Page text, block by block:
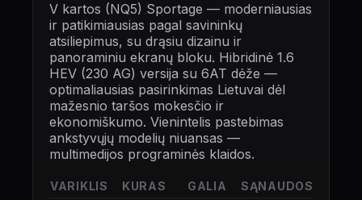
V kartos (NQ5) Sportage — moderniausias
ir patikimiausias pagal savininkų
atsiliepimus, su drąsiu dizainu ir
panoraminiu ekranų bloku. Hibridinė 1.6
HEV (230 AG) versija su 6AT dėže —
optimaliausias pasirinkimas Lietuvai dėl
mažesnio taršos mokesčio ir
ekonomiškumo. Vienintelis pastebimas
ankstyvųjų modelių niuansas —
multimedijos programinės klaidos.
VARIKLIS KURAS GALIA SĄNAUDOS